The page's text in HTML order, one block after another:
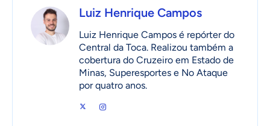
Luiz Henrique Campos
Luiz Henrique Campos é repórter do
Central da Toca. Realizou também a
cobertura do Cruzeiro em Estado de
Minas, Superesportes e No Ataque
por quatro anos.